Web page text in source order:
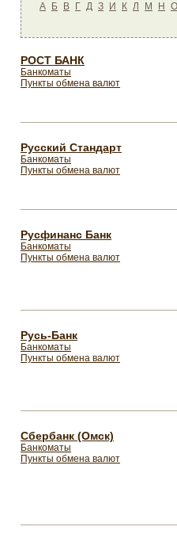
А Б В Г Д З И К Л М Н О
РОСТ БАНК
Банкоматы
Пункты обмена валют
Русский Стандарт
Банкоматы
Пункты обмена валют
Русфинанс Банк
Банкоматы
Пункты обмена валют
Русь-Банк
Банкоматы
Пункты обмена валют
Сбербанк (Омск)
Банкоматы
Пункты обмена валют